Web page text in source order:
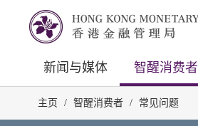
新闻与媒体 智醒消费者
主页 / 智醒消费者 / 常见问题